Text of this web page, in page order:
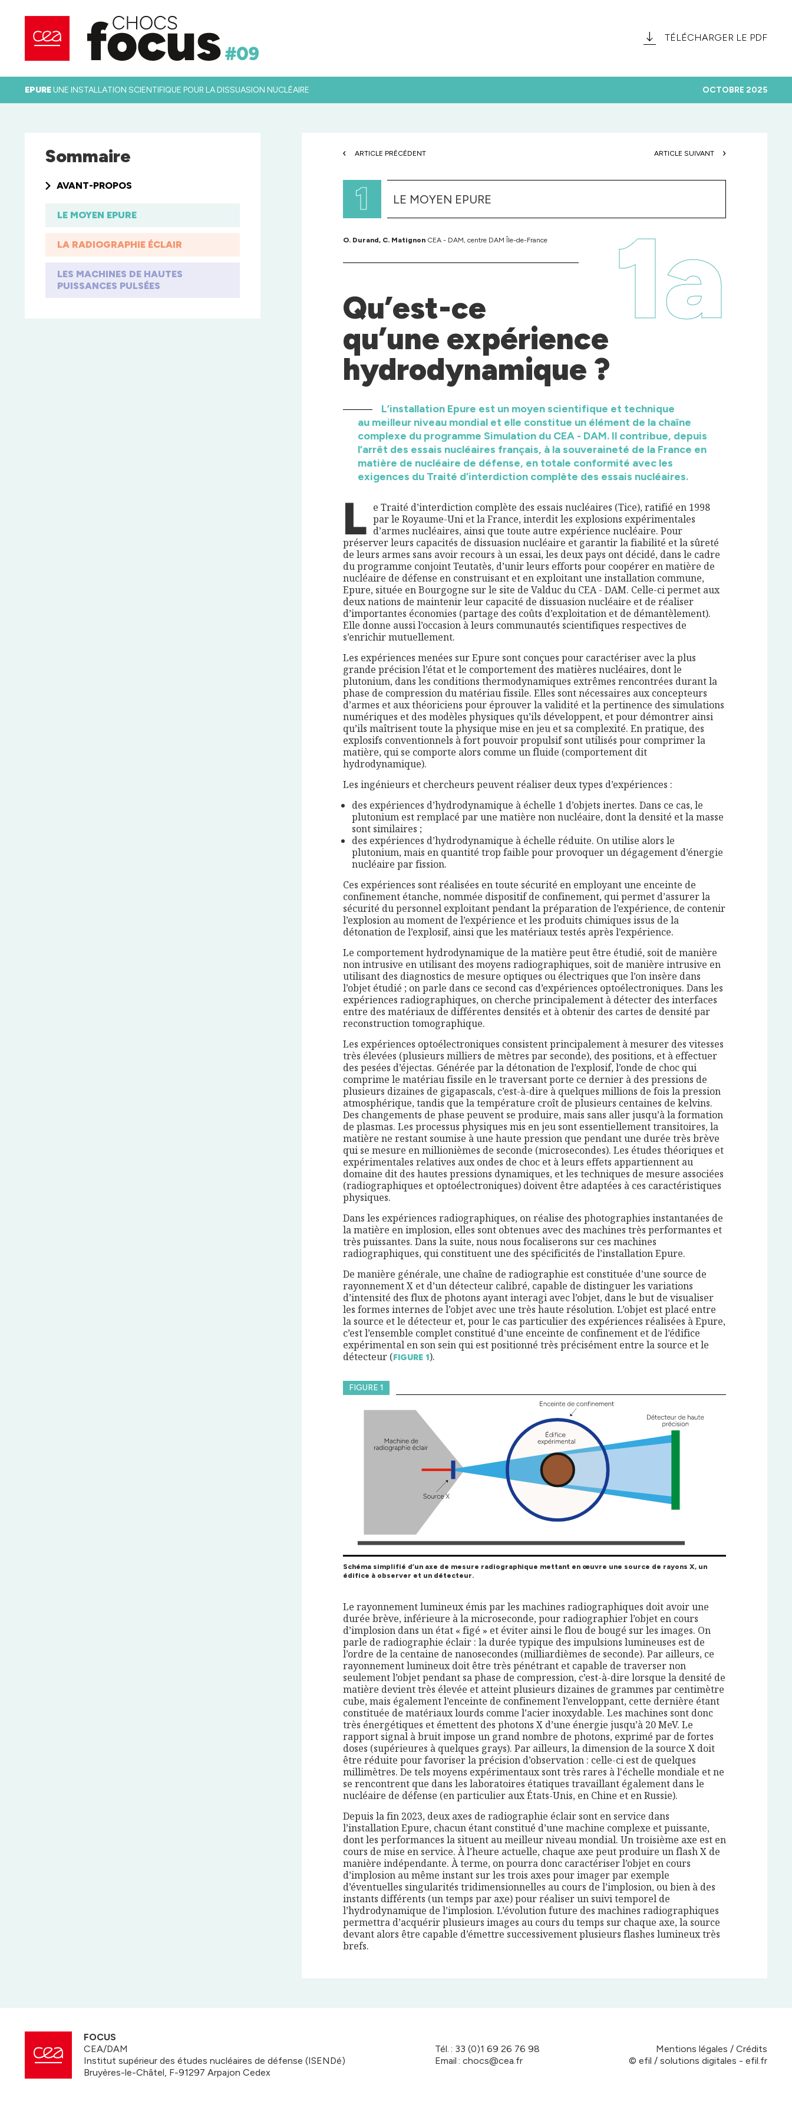
TÉLÉCHARGER LE PDF
EPUREUNE INSTALLATION SCIENTIFIQUE POUR LA DISSUASION NUCLÉAIRE OCTOBRE 2025
Sommaire
AVANT-PROPOS
LE MOYEN EPURE
LA RADIOGRAPHIE ÉCLAIR
LES MACHINES DE HAUTES
PUISSANCES PULSÉES
ARTICLE PRÉCÉDENT ARTICLE SUIVANT
1 LE MOYEN EPURE
1a
Qu’est-ce
qu’une expérience
hydrodynamique ?
L’installation Epure est un moyen scientifique et technique
au meilleur niveau mondial et elle constitue un élément de la chaîne
complexe du programme Simulation du CEA - DAM. Il contribue, depuis
l’arrêt des essais nucléaires français, à la souveraineté de la France en
matière de nucléaire de défense, en totale conformité avec les
exigences du Traité d’interdiction complète des essais nucléaires.
L e Traité d’interdiction complète des essais nucléaires (Tice), ratifié en 1998
par le Royaume-Uni et la France, interdit les explosions expérimentales
d’armes nucléaires, ainsi que toute autre expérience nucléaire. Pour
préserver leurs capacités de dissuasion nucléaire et garantir la fiabilité et la sûreté
de leurs armes sans avoir recours à un essai, les deux pays ont décidé, dans le cadre
du programme conjoint Teutatès, d’unir leurs efforts pour coopérer en matière de
nucléaire de défense en construisant et en exploitant une installation commune,
Epure, située en Bourgogne sur le site de Valduc du CEA - DAM. Celle-ci permet aux
deux nations de maintenir leur capacité de dissuasion nucléaire et de réaliser
d’importantes économies (partage des coûts d’exploitation et de démantèlement).
Elle donne aussi l’occasion à leurs communautés scientifiques respectives de
s’enrichir mutuellement.
Les expériences menées sur Epure sont conçues pour caractériser avec la plus
grande précision l’état et le comportement des matières nucléaires, dont le
plutonium, dans les conditions thermodynamiques extrêmes rencontrées durant la
phase de compression du matériau fissile. Elles sont nécessaires aux concepteurs
d’armes et aux théoriciens pour éprouver la validité et la pertinence des simulations
numériques et des modèles physiques qu’ils développent, et pour démontrer ainsi
qu’ils maîtrisent toute la physique mise en jeu et sa complexité. En pratique, des
explosifs conventionnels à fort pouvoir propulsif sont utilisés pour comprimer la
matière, qui se comporte alors comme un fluide (comportement dit
hydrodynamique).
Les ingénieurs et chercheurs peuvent réaliser deux types d’expériences :
des expériences d’hydrodynamique à échelle 1 d’objets inertes. Dans ce cas, le
plutonium est remplacé par une matière non nucléaire, dont la densité et la masse
sont similaires ;
des expériences d’hydrodynamique à échelle réduite. On utilise alors le
plutonium, mais en quantité trop faible pour provoquer un dégagement d’énergie
nucléaire par fission.
Ces expériences sont réalisées en toute sécurité en employant une enceinte de
confinement étanche, nommée dispositif de confinement, qui permet d’assurer la
sécurité du personnel exploitant pendant la préparation de l’expérience, de contenir
l’explosion au moment de l’expérience et les produits chimiques issus de la
détonation de l’explosif, ainsi que les matériaux testés après l’expérience.
Le comportement hydrodynamique de la matière peut être étudié, soit de manière
non intrusive en utilisant des moyens radiographiques, soit de manière intrusive en
utilisant des diagnostics de mesure optiques ou électriques que l’on insère dans
l’objet étudié ; on parle dans ce second cas d’expériences optoélectroniques. Dans les
expériences radiographiques, on cherche principalement à détecter des interfaces
entre des matériaux de différentes densités et à obtenir des cartes de densité par
reconstruction tomographique.
Les expériences optoélectroniques consistent principalement à mesurer des vitesses
très élevées (plusieurs milliers de mètres par seconde), des positions, et à effectuer
des pesées d’éjectas. Générée par la détonation de l’explosif, l’onde de choc qui
comprime le matériau fissile en le traversant porte ce dernier à des pressions de
plusieurs dizaines de gigapascals, c’est-à-dire à quelques millions de fois la pression
atmosphérique, tandis que la température croît de plusieurs centaines de kelvins.
Des changements de phase peuvent se produire, mais sans aller jusqu’à la formation
de plasmas. Les processus physiques mis en jeu sont essentiellement transitoires, la
matière ne restant soumise à une haute pression que pendant une durée très brève
qui se mesure en millionièmes de seconde (microsecondes). Les études théoriques et
expérimentales relatives aux ondes de choc et à leurs effets appartiennent au
domaine dit des hautes pressions dynamiques, et les techniques de mesure associées
(radiographiques et optoélectroniques) doivent être adaptées à ces caractéristiques
physiques.
Dans les expériences radiographiques, on réalise des photographies instantanées de
la matière en implosion, elles sont obtenues avec des machines très performantes et
très puissantes. Dans la suite, nous nous focaliserons sur ces machines
radiographiques, qui constituent une des spécificités de l’installation Epure.
De manière générale, une chaîne de radiographie est constituée d’une source de
rayonnement X et d’un détecteur calibré, capable de distinguer les variations
d’intensité des flux de photons ayant inter­agi avec l’objet, dans le but de visualiser
les formes internes de l’objet avec une très haute résolution. L’objet est placé entre
la source et le détecteur et, pour le cas particulier des expériences réalisées à Epure,
c’est l’ensemble complet constitué d’une enceinte de confinement et de l’édifice
expérimental en son sein qui est positionné très précisément entre la source et le
détecteur (FIGURE 1).
FIGURE 1
Schéma simplifié d’un axe de mesure radiographique mettant en œuvre une source de rayons X, un
édifice à observer et un détecteur.
Le rayonnement lumineux émis par les machines radiographiques doit avoir une
durée brève, inférieure à la microseconde, pour radiographier l’objet en cours
d’implosion dans un état « figé » et éviter ainsi le flou de bougé sur les images. On
parle de radiographie éclair : la durée typique des impulsions lumineuses est de
l’ordre de la centaine de nanosecondes (milliardièmes de seconde). Par ailleurs, ce
rayonnement lumineux doit être très pénétrant et capable de traverser non
seulement l’objet pendant sa phase de compression, c’est-à-dire lorsque la densité de
matière devient très élevée et atteint plusieurs dizaines de grammes par centimètre
cube, mais également l’enceinte de confinement l’enveloppant, cette dernière étant
constituée de matériaux lourds comme l’acier inoxydable. Les machines sont donc
très énergétiques et émettent des photons X d’une énergie jusqu’à 20 MeV. Le
rapport signal à bruit impose un grand nombre de photons, exprimé par de fortes
doses (supérieures à quelques grays). Par ailleurs, la dimension de la source X doit
être réduite pour favoriser la précision d’observation : celle-ci est de quelques
millimètres. De tels moyens expérimentaux sont très rares à l'échelle mondiale et ne
se rencontrent que dans les laboratoires étatiques travaillant également dans le
nucléaire de défense (en particulier aux États-Unis, en Chine et en Russie).
Depuis la fin 2023, deux axes de radiographie éclair sont en service dans
l’installation Epure, chacun étant constitué d’une machine complexe et puissante,
dont les performances la situent au meilleur niveau mondial. Un troisième axe est en
cours de mise en service. À l’heure actuelle, chaque axe peut produire un flash X de
manière indépendante. À terme, on pourra donc caractériser l’objet en cours
d’implosion au même instant sur les trois axes pour imager par exemple
d’éventuelles singularités tridimensionnelles au cours de l’implosion, ou bien à des
instants différents (un temps par axe) pour réaliser un suivi temporel de
l’hydrodynamique de l’implosion. L’évolution future des machines radiographiques
permettra d’acquérir plusieurs images au cours du temps sur chaque axe, la source
devant alors être capable d’émettre successivement plusieurs flashes lumineux très
brefs.
O. Durand, C. Matignon CEA - DAM, centre DAM Île-de-France
FOCUS
CEA/DAM
Institut supérieur des études nucléaires de défense (ISENDé)
Bruyères-le-Châtel, F-91297 Arpajon Cedex
Tél. : 33 (0)1 69 26 76 98
Email : chocs@cea.fr
Mentions légales / Crédits
© efil / solutions digitales - efil.fr